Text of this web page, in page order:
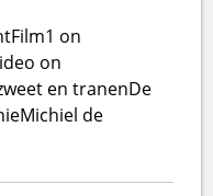
Film1 on
on
en tranenDe
Michiel de